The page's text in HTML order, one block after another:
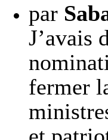
par
J’avais
fermer